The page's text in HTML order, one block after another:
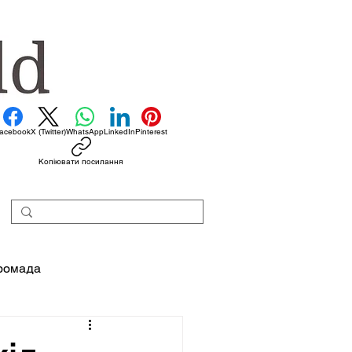
X (Twitter)WhatsAppLinkedInPinterest
Копіювати посилання